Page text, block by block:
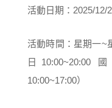
活動日期：2025/12/
活動時間：星期一~
日10:00~20:00
10:00~17:00）